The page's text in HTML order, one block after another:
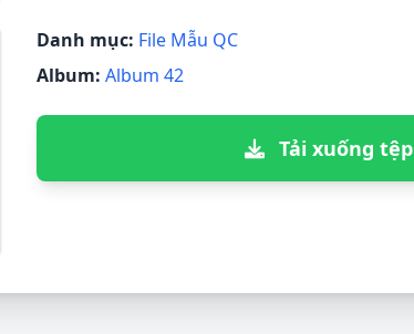
Danh mục: File Mẫu QC
Album: Album 42
Tải xuống tệp